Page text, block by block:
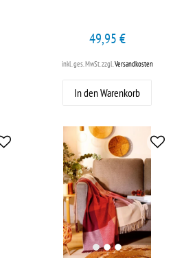
49,95 €
inkl. ges. MwSt.zzgl.Versandkosten
In den Warenkorb